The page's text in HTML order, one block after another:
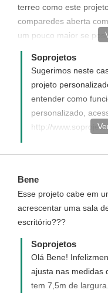
terreo como este
comparedes aberta
um pouco maior se
bagunca terceiro
segundo seria tres
americana a area e de
gostaria de saber se
usado a escada e com
andar quanto fica vem
Soprojetos
Sugerimos neste
projeto
entender como
personalizado,
http://
funciona entre em
atender. ¨
Bene
Esse projeto cabe em
acrescentar uma sala
escritório???
Soprojetos
Olá Bene!
ajusta nas medidas
tem 7,5m de